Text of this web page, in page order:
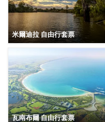
米爾迪拉 自由行套票
瓦南布爾 自由行套票